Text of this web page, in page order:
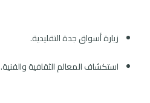
زيارة أسواق جدة التقليدية.
استكشاف المعالم الثقافية والفنية.